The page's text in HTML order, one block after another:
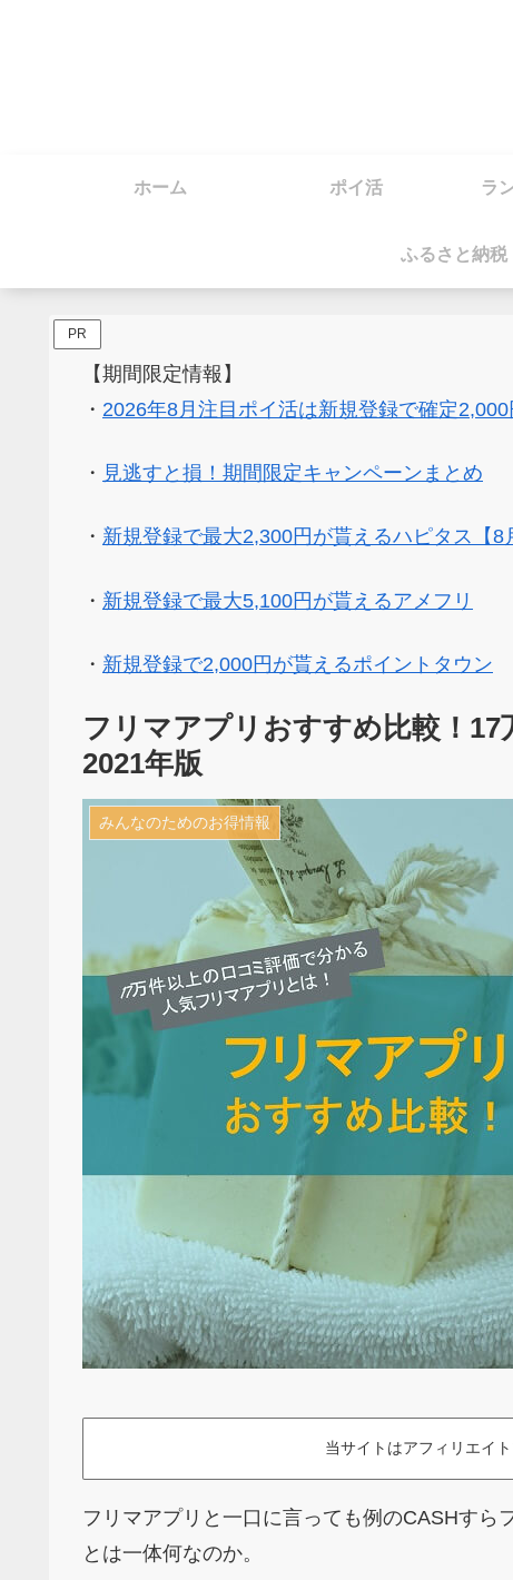
ホーム ポイ活 ラ
ふるさと納税
PR
【期間限定情報】
・ 2026年8月注目ポイ活は新規登録で確定
・ 見逃すと損！期間限定キャンペーンまとめ
・ 新規登録で最大2,300円が貰えるハピタス【8
・ 新規登録で最大5,100円が貰えるアメフリ
・ 新規登録で2,000円が貰えるポイントタウン
フリマアプリおすすめ比較！
2021年版
みんなのためのお得情報
当サイトはアフィリエイ
フリマアプリと一口に言っても例のCASHすら
とは一体何なのか。